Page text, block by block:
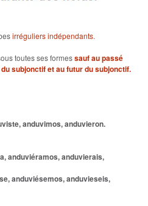
irréguliers indépendants.
toutes ses formessauf au passé
subjonctif et au futur du subjonctif.
anduvimos, anduvieron.
anduviéramos, anduvierais,
anduviésemos, anduvieseis,